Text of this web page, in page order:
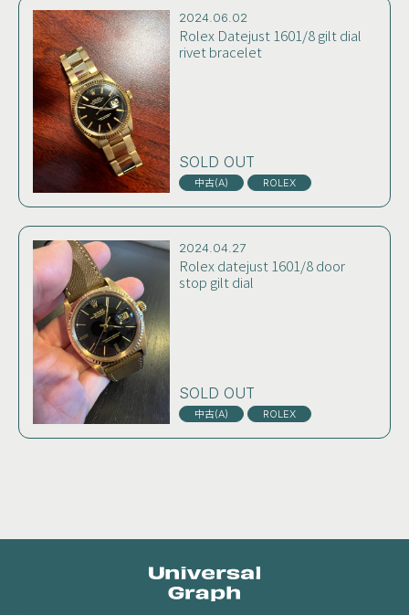
2024.06.02
Rolex Datejust 1601/8 gilt dial
rivet bracelet
SOLD OUT
中古(A) ROLEX
2024.04.27
Rolex datejust 1601/8 door
stop gilt dial
SOLD OUT
中古(A) ROLEX